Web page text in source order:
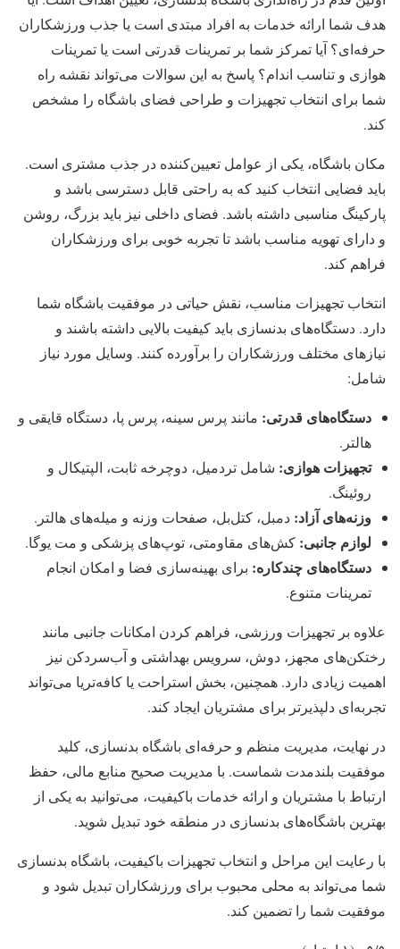
هدف شما ارائه خدمات به افراد مبتدی است یا جذب ورزشکاران
حرفه‌ای؟ آیا تمرکز شما بر تمرینات قدرتی است یا تمرینات
هوازی و تناسب اندام؟ پاسخ به این سوالات می‌تواند نقشه راه
شما برای انتخاب تجهیزات و طراحی فضای باشگاه را مشخص
کند.
مکان باشگاه، یکی از عوامل تعیین‌کننده در جذب مشتری است.
باید فضایی انتخاب کنید که به راحتی قابل دسترسی باشد و
پارکینگ مناسبی داشته باشد. فضای داخلی نیز باید بزرگ، روشن
و دارای تهویه مناسب باشد تا تجربه خوبی برای ورزشکاران
فراهم کند.
انتخاب تجهیزات مناسب، نقش حیاتی در موفقیت باشگاه شما
دارد. دستگاه‌های بدنسازی باید کیفیت بالایی داشته باشند و
نیازهای مختلف ورزشکاران را برآورده کنند. وسایل مورد نیاز
شامل:
دستگاه‌های قدرتی: مانند پرس سینه، پرس پا، دستگاه قایقی و
هالتر.
تجهیزات هوازی: شامل تردمیل، دوچرخه ثابت، الپتیکال و
روئینگ.
وزنه‌های آزاد: دمبل، کتل‌بل، صفحات وزنه و میله‌های هالتر.
لوازم جانبی: کش‌های مقاومتی، توپ‌های پزشکی و مت یوگا.
دستگاه‌های چندکاره: برای بهینه‌سازی فضا و امکان انجام
تمرینات متنوع.
علاوه بر تجهیزات ورزشی، فراهم کردن امکانات جانبی مانند
رختکن‌های مجهز، دوش، سرویس بهداشتی و آب‌سردکن نیز
اهمیت زیادی دارد. همچنین، بخش استراحت یا کافه‌تریا می‌تواند
تجربه‌ای دلپذیرتر برای مشتریان ایجاد کند.
در نهایت، مدیریت منظم و حرفه‌ای باشگاه بدنسازی، کلید
موفقیت بلندمدت شماست. با مدیریت صحیح منابع مالی، حفظ
ارتباط با مشتریان و ارائه خدمات باکیفیت، می‌توانید به یکی از
بهترین باشگاه‌های بدنسازی در منطقه خود تبدیل شوید.
با رعایت این مراحل و انتخاب تجهیزات باکیفیت، باشگاه بدنسازی
شما می‌تواند به محلی محبوب برای ورزشکاران تبدیل شود و
موفقیت شما را تضمین کند.